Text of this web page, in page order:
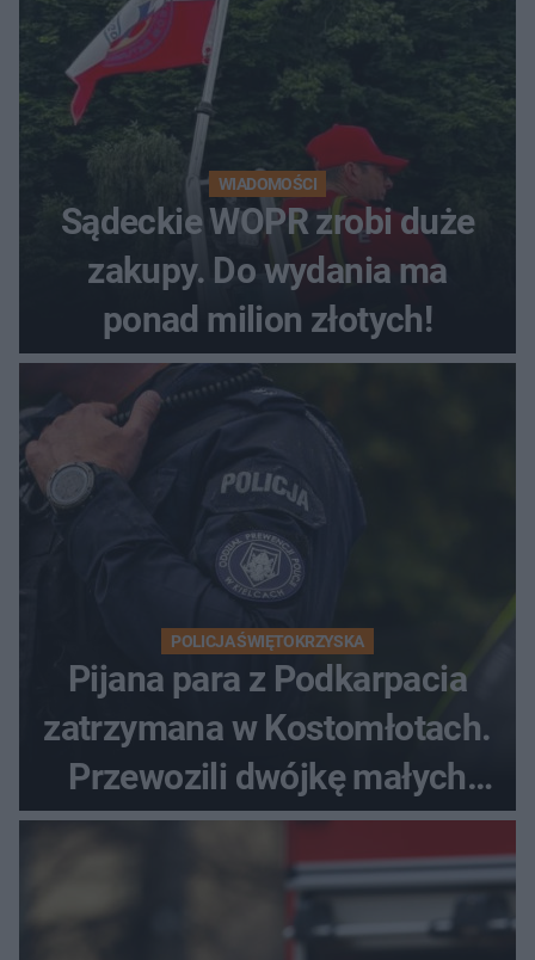
WIADOMOŚCI
Sądeckie WOPR zrobi duże
zakupy. Do wydania ma
ponad milion złotych!
POLICJA ŚWIĘTOKRZYSKA
Pijana para z Podkarpacia
zatrzymana w Kostomłotach.
Przewozili dwójkę małych
dzieci